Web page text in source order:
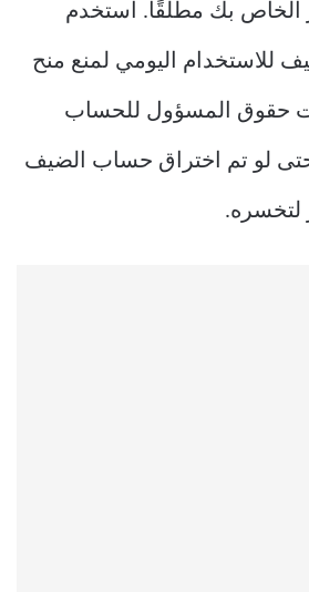
الخاص بك مطلقًا. استخدم
اليومي لمنع منح
حقوق المسؤول للحساب
حتى لو تم اختراق حساب الضيف
لتخسره.